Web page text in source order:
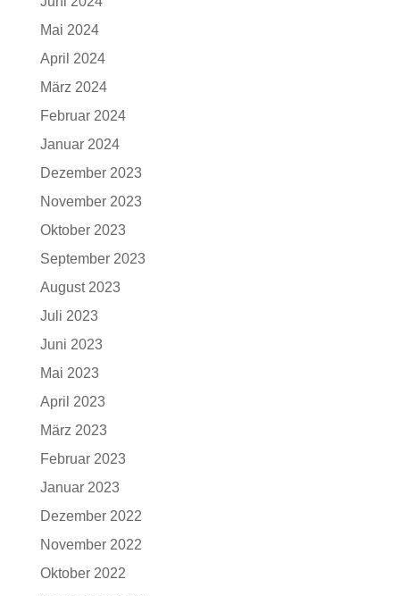
Mai 2024
April 2024
März 2024
Februar 2024
Januar 2024
Dezember 2023
November 2023
Oktober 2023
September 2023
August 2023
Juli 2023
Juni 2023
Mai 2023
April 2023
März 2023
Februar 2023
Januar 2023
Dezember 2022
November 2022
Oktober 2022